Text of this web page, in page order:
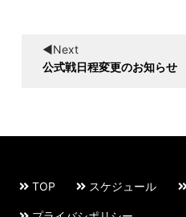
◀︎Next
公式戦日程変更のお知らせ
TOP スケジュール